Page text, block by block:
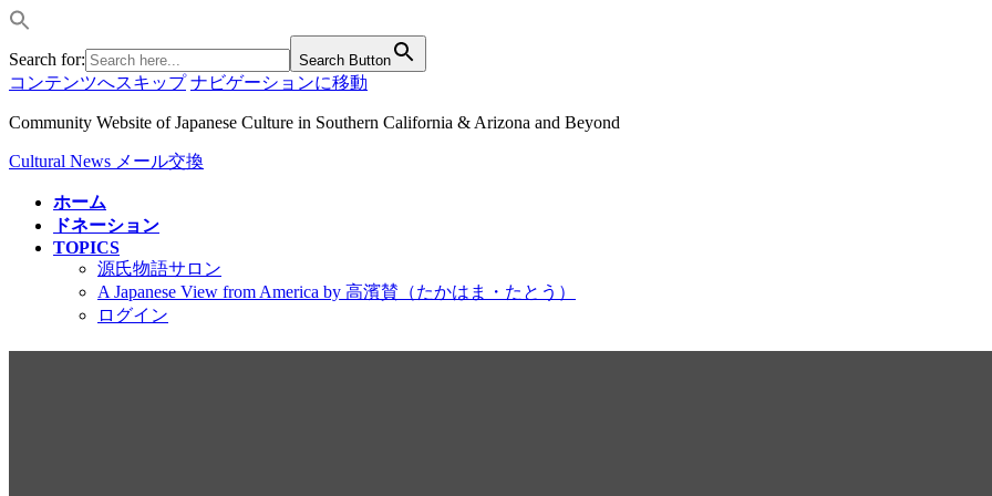
Search for: Search Button
コンテンツへスキップ ナビゲーションに移動
Community Website of Japanese Culture in Southern California & Arizona and Beyond
Cultural News メール交換
ホーム
ドネーション
TOPICS
源氏物語サロン
A Japanese View from America by 高濱賛（たかはま・たとう）
ログイン